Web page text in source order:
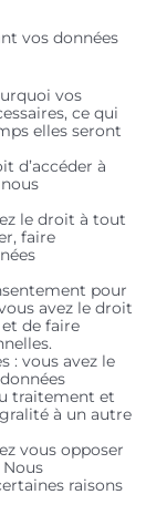
vos données
vos
ce qui
elles seront
d’accéder à
le droit à tout
faire
pour
avez le droit
de faire
: vous avez le
traitement et
à un autre
vous opposer
raisons